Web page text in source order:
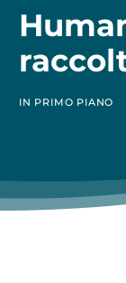
IN PRIMO PIANO